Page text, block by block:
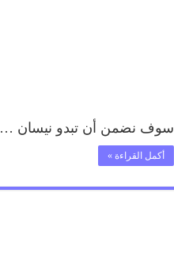
سوف نضمن أن تبدو نيسان …
أكمل القراءة »